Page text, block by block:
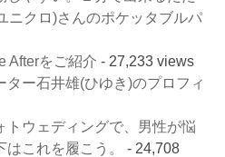
ニクロ)さんのポケッタブルパ
Afterをご紹介 - 27,233 views
ー石井雄(ひゆき)のプロフィ
トウェディングで、男性が悩
これを履こう。
- 24,708